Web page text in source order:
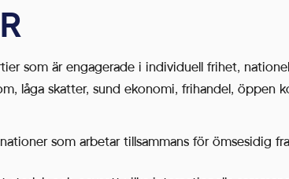
som är engagerade i individuell frihet,
låga skatter, sund ekonomi, frihandel, öppen
som arbetar tillsammans för ömsesidig